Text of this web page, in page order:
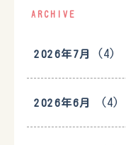
ARCHIVE
2026年7月 (4)
2026年6月 (4)